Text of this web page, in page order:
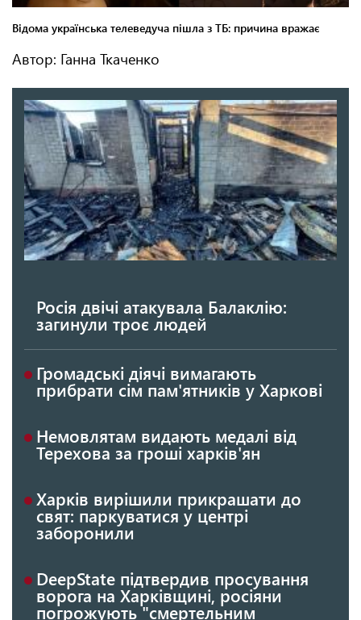
Автор: Ганна Ткаченко
Росія двічі атакувала Балаклію:
загинули троє людей
Громадські діячі вимагають
прибрати сім пам'ятників у Харкові
Немовлятам видають медалі від
Терехова за гроші харків'ян
Харків вирішили прикрашати до
свят: паркуватися у центрі
заборонили
DeepState підтвердив просування
ворога на Харківщині, росіяни
погрожують "смертельним